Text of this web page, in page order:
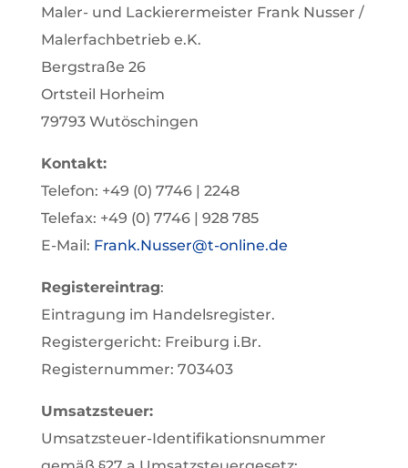
Maler- und Lackierermeister Frank Nusser /
Malerfachbetrieb e.K.
Bergstraße 26
Ortsteil Horheim
79793 Wutöschingen
Kontakt:
Telefon: +49 (0) 7746 | 2248
Telefax: +49 (0) 7746 | 928 785
E-Mail: Frank.Nusser@t-online.de
Registereintrag:
Eintragung im Handelsregister.
Registergericht: Freiburg i.Br.
Registernummer: 703403
Umsatzsteuer:
Umsatzsteuer-Identifikationsnummer